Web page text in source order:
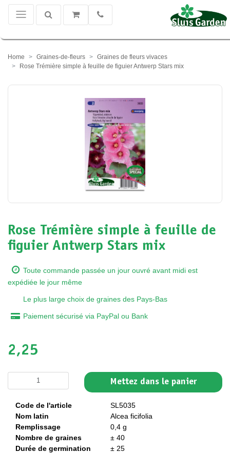
Home Graines-de-fleurs
Graines de fleurs vivaces
Rose Trémière simple à feuille de figuier Antwerp Stars mix
Rose Trémière simple à feuille de
figuier Antwerp Stars mix
Toute commande passée un jour ouvré avant midi est
expédiée le jour même
Le plus large choix de graines des Pays-Bas
Paiement sécurisé via PayPal ou Bank
2,25
Mettez dans le panier
Code de l'article
SL5035
Nom latin
Alcea ficifolia
Remplissage
0,4 g
Nombre de graines
± 40
Durée de germination
± 25